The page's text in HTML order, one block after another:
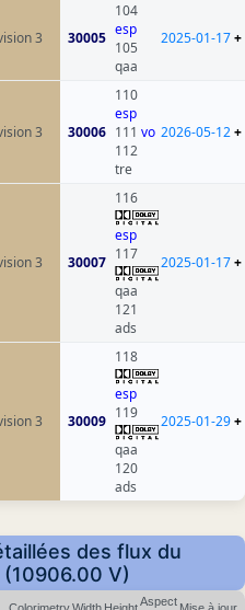
3 30005
104
esp
105
qaa
2025-01-17+
3 30006
110
esp
111 vo
112
tre
2026-05-12+
3 30007
116
esp
117
qaa
121
ads
2025-01-17+
3 30009
118
esp
119
qaa
120
ads
2025-01-29+
des flux du
V)
Aspect